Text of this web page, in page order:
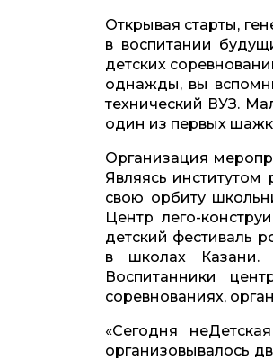
Открывая старты,
в воспитании
детских
однажды, вы
технический ВУЗ.
один из первых
Организация
Являясь институтом
свою орбиту
Центр лего-
детский фестиваль
в школах Казани.
Воспитанники
соревнованиях,
«Сегодня
организовывалось